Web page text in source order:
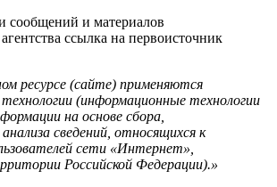
сообщений и материалов
ссылка на первоисточник
ресурсе (сайте) применяются
(информационные технологии
на основе сбора,
сведений, относящихся к
сети «Интернет»,
Российской Федерации).»